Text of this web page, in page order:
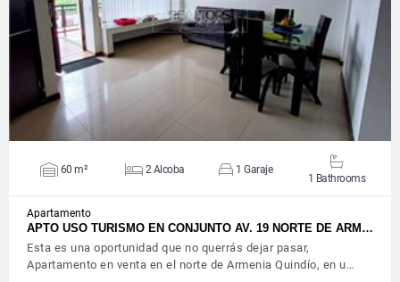
VIEW DETAILS
60 m² 2 Alcoba 1 Garaje
1 Bathrooms
Apartamento
APTO USO TURISMO EN CONJUNTO AV. 19 NORTE DE ARM…
Esta es una oportunidad que no querrás dejar pasar,
Apartamento en venta en el norte de Armenia Quindío, en u…